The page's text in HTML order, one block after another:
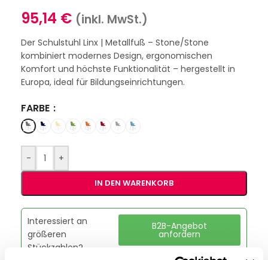
95,14 € (inkl. MwSt.)
Der Schulstuhl Linx | Metallfuß – Stone/Stone
kombiniert modernes Design, ergonomischen
Komfort und höchste Funktionalität – hergestellt in
Europa, ideal für Bildungseinrichtungen.
FARBE
- +
IN DEN WARENKORB
Interessiert an
größeren
Stückzahlen?
B2B-Angebot
anfordern